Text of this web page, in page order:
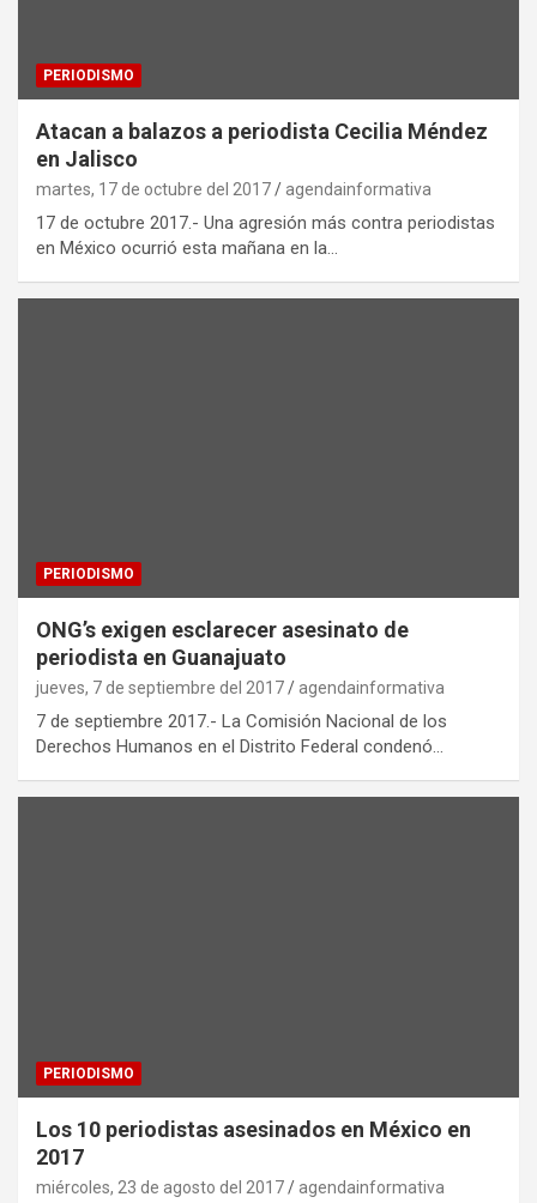
PERIODISMO
Atacan a balazos a periodista Cecilia Méndez
en Jalisco
martes, 17 de octubre del 2017 agendainformativa
17 de octubre 2017.- Una agresión más contra periodistas
en México ocurrió esta mañana en la…
PERIODISMO
ONG’s exigen esclarecer asesinato de
periodista en Guanajuato
jueves, 7 de septiembre del 2017 agendainformativa
7 de septiembre 2017.- La Comisión Nacional de los
Derechos Humanos en el Distrito Federal condenó…
PERIODISMO
Los 10 periodistas asesinados en México en
2017
miércoles, 23 de agosto del 2017 agendainformativa